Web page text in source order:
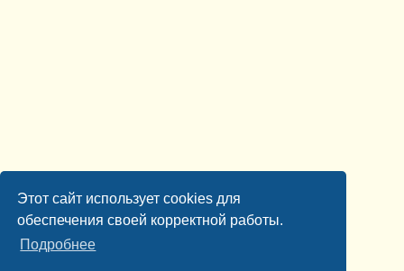
Этот сайт использует cookies для
обеспечения своей корректной работы.
Подробнее